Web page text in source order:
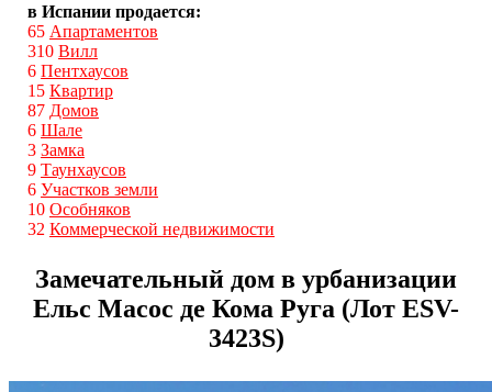
в Испании продается:
65 Апартаментов
310 Вилл
6 Пентхаусов
15 Квартир
87 Домов
6 Шале
3 Замка
9 Таунхаусов
6 Участков земли
10 Особняков
32 Коммерческой недвижимости
Замечательный дом в урбанизации
Ельс Масос де Кома Руга (Лот ESV-
3423S)